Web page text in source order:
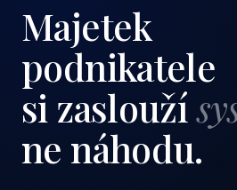
Majetek
podnikatele
si zaslouží
ne náhodu.